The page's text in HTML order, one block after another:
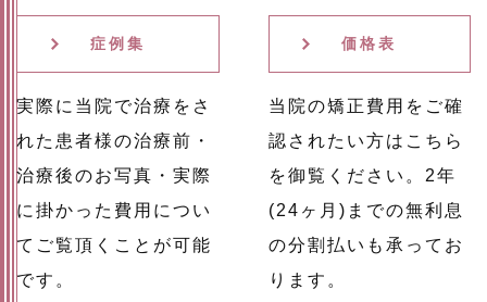
症例集
実際に当院で治療をさ
れた患者様の治療前・
治療後のお写真・実際
に掛かった費用につい
てご覧頂くことが可能
です。
価格表
当院の矯正費用をご確
認されたい方はこちら
を御覧ください。2年
(24ヶ月)までの無利息
の分割払いも承ってお
ります。